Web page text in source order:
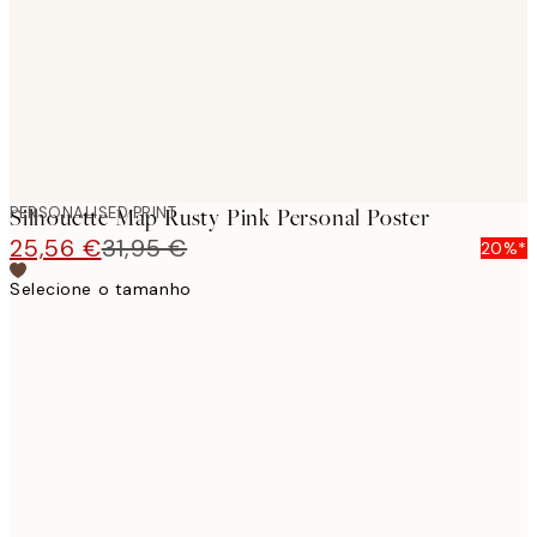
PERSONALISED PRINT
Silhouette Map Rusty Pink Personal Poster
25,56 €31,95 €
20%*
Selecione o tamanho